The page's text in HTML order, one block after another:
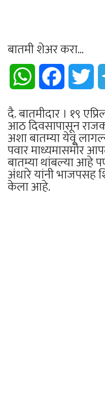
बातमी शेअर करा...
WhatsApp Facebook
दै. बातमीदार । १९
आठ दिवसापासून
अशा बातम्या येवू
पवार माध्यमासमोर
बातम्या थांबल्या आहे
अंधारे यांनी भाजपसह
केला आहे.